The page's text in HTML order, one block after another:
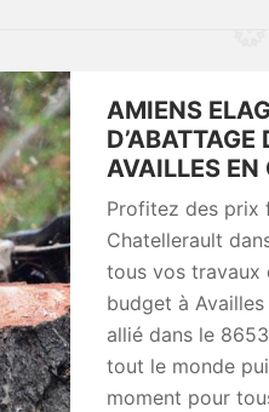
AMIENS
D’ABATTAGE
AVAILLES
Profitez des prix
Chatellerault
tous vos travaux
budget à
allié dans le
tout le monde
moment pour